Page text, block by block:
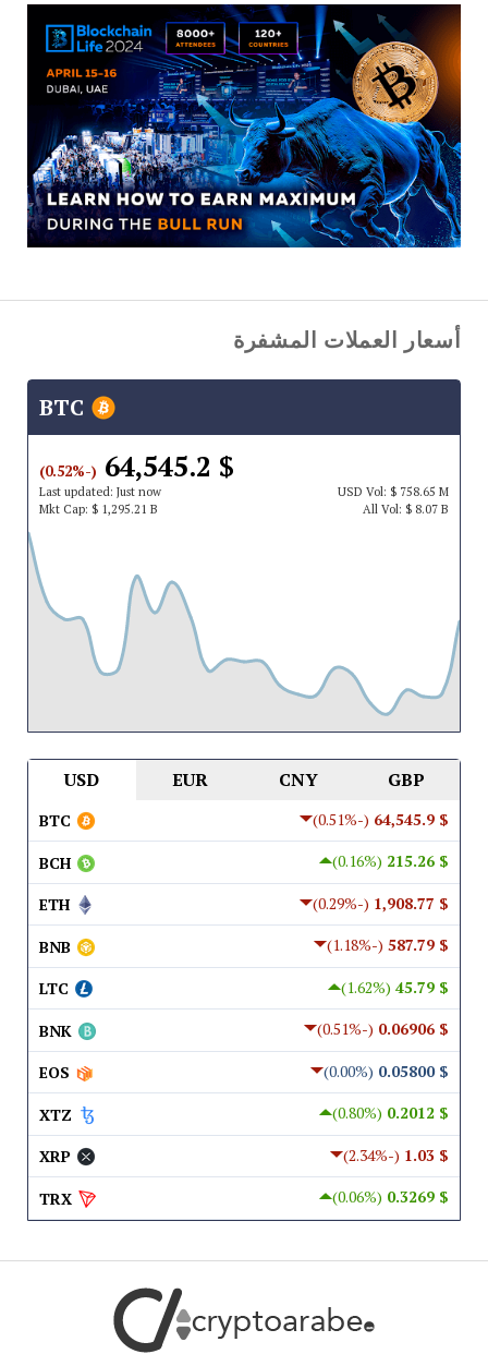
أسعار العملات المشفرة
$ 64,545.2
(-0.52%)
Last updated: Just now USDVol: $ 758.65 M
Mkt Cap: $ 1,295.21 B All Vol: $ 8.07 B
USD EUR CNY GBP
$ 64,545.9
(-0.51%)
BTC
$ 215.26
(0.16%)
BCH
$ 1,908.77
(-0.29%)
ETH
$ 587.79
(-1.18%)
BNB
$ 45.79
(1.62%)
LTC
$ 0.06906
(-0.51%)
BNK
$ 0.05800
(0.00%)
EOS
$ 0.2012
(0.80%)
XTZ
$ 1.03
(-2.34%)
XRP
$ 0.3269
(0.06%)
TRX